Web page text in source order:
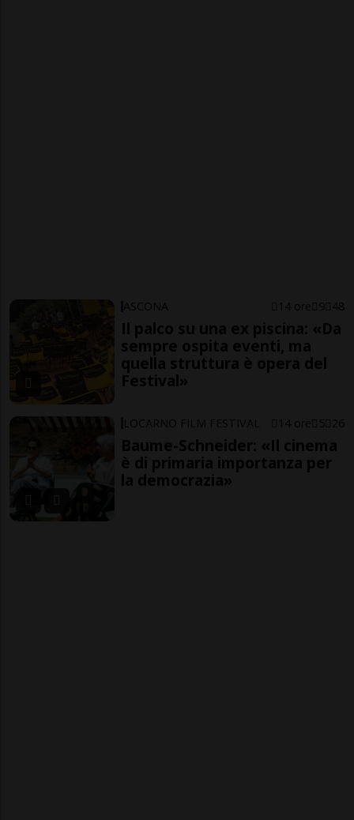
ASCONA 14 ore 9 48
Il palco su una ex piscina: «Da
sempre ospita eventi, ma
quella struttura è opera del
Festival»
LOCARNO FILM FESTIVAL 14 ore 5 26
Baume-Schneider: «Il cinema
è di primaria importanza per
la democrazia»